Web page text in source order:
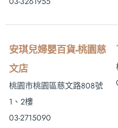
安琪兒婦嬰百貨-桃園慈
文店
桃園市桃園區慈文路808號
1、2樓
03-2715090